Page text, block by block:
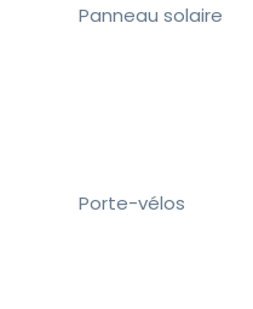
Panneau solaire
Porte-vélos